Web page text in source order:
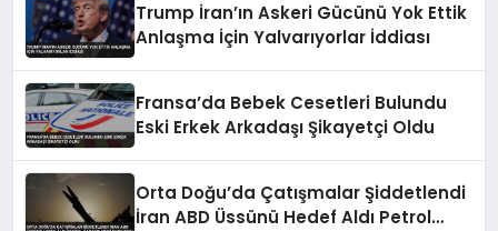
Trump İran’ın Askeri Gücünü Yok Ettik
Anlaşma İçin Yalvarıyorlar İddiası
Fransa’da Bebek Cesetleri Bulundu
Eski Erkek Arkadaşı Şikayetçi Oldu
Orta Doğu’da Çatışmalar Şiddetlendi
İran ABD Üssünü Hedef Aldı Petrol